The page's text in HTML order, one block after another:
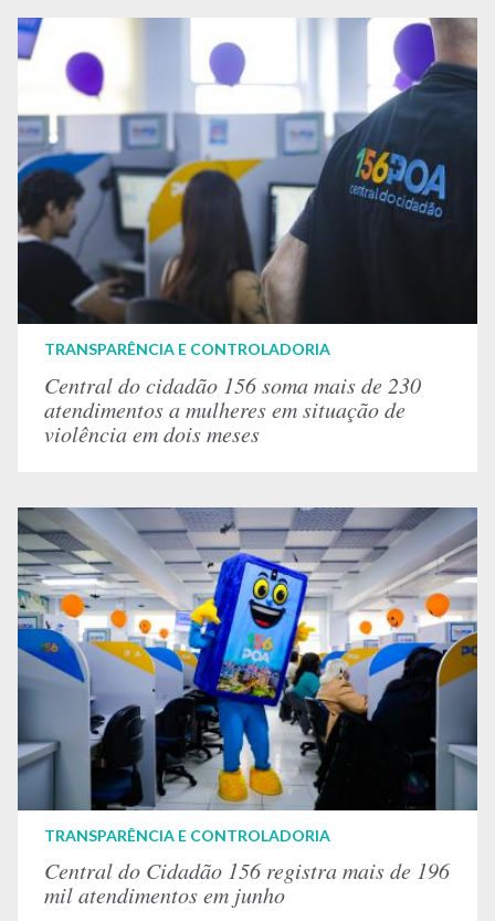
TRANSPARÊNCIA E CONTROLADORIA
Central do cidadão 156 soma mais de 230
atendimentos a mulheres em situação de
violência em dois meses
TRANSPARÊNCIA E CONTROLADORIA
Central do Cidadão 156 registra mais de 196
mil atendimentos em junho